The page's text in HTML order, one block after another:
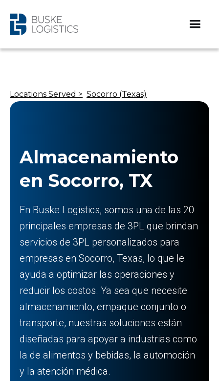
Locations Served > Socorro (Texas)
Almacenamiento
en Socorro, TX
En Buske Logistics, somos una de las 20
principales empresas de 3PL que brindan
servicios de 3PL personalizados para
empresas en Socorro, Texas, lo que le
ayuda a optimizar las operaciones y
reducir los costos. Ya sea que necesite
almacenamiento, empaque conjunto o
transporte, nuestras soluciones están
diseñadas para apoyar a industrias como
la de alimentos y bebidas, la automoción
y la atención médica.